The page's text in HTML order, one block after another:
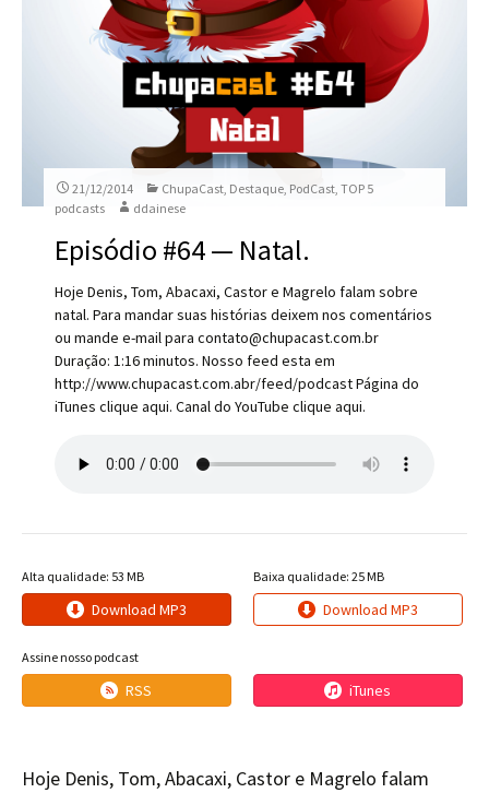
21/12/2014 ChupaCast, Destaque, PodCast,TOP 5
podcasts
ddainese
Episódio #64 — Natal.
Hoje Denis, Tom, Abacaxi, Castor e Magrelo falam sobre
natal. Para mandar suas histórias deixem nos comentários
ou mande e-mail para contato@chupacast.com.br
Duração: 1:16 minutos. Nosso feed esta em
http://www.chupacast.com.abr/feed/podcast Página do
iTunes clique aqui. Canal do YouTube clique aqui.
Alta qualidade: 53 MB
Download MP3
Baixa qualidade: 25 MB
Download MP3
Assine nosso podcast
RSS iTunes
Hoje Denis, Tom, Abacaxi, Castor e Magrelo falam